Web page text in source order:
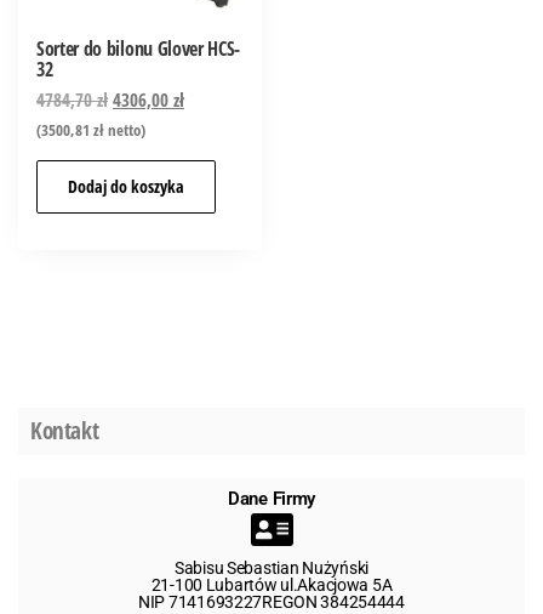
Sorter do bilonu Glover HCS-
32
4784,70zł4306,00zł
(3500,81 złnetto)
Dodaj do koszyka
Kontakt
Dane Firmy
Sabisu Sebastian Nużyński
21-100 Lubartów ul.Akacjowa 5A
NIP 7141693227REGON 384254444